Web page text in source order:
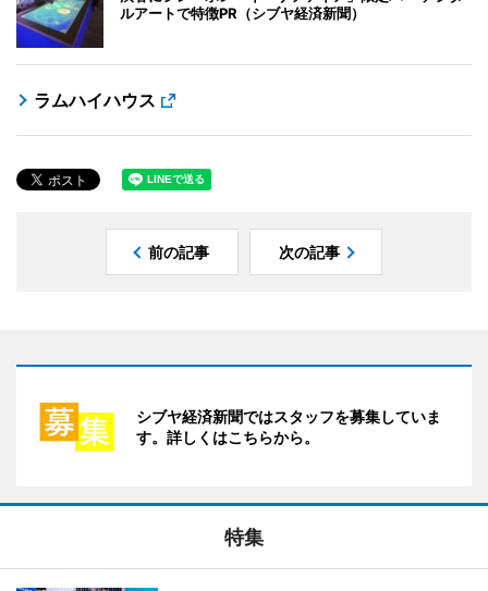
ルアートで特徴PR（シブヤ経済新聞）
ラムハイハウス
前の記事 次の記事
シブヤ経済新聞ではスタッフを募集していま
す。詳しくはこちらから。
特集